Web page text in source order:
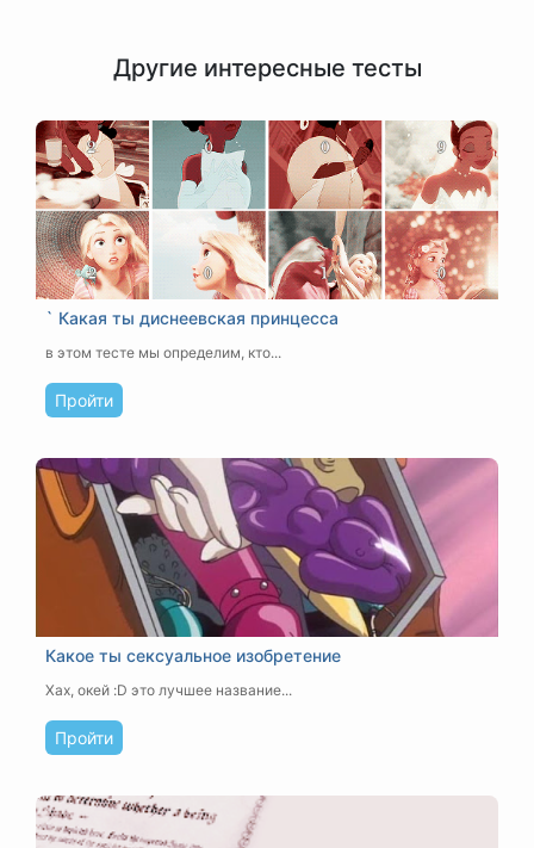
Другие интересные тесты
` Какая ты диснеевская принцесса
в этом тесте мы определим, кто...
Пройти
Какое ты сексуальное изобретение
Хах, окей :D это лучшее название...
Пройти